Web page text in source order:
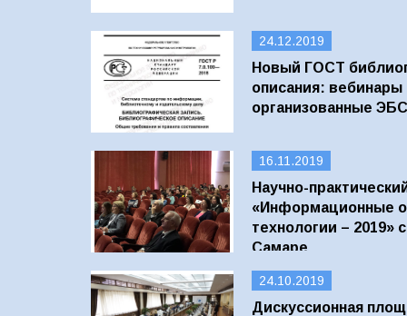
24.12.2019
Новый ГОСТ
описания:
организованные ЭБС
16.11.2019
Научно-
«Информационные
технологии – 2019»
Самаре
24.10.2019
Дискуссионная